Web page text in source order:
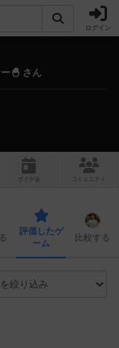
ログイン
🐣 さん
ボ ドゲ コミュニティ
評価したゲ
ーム
比較する